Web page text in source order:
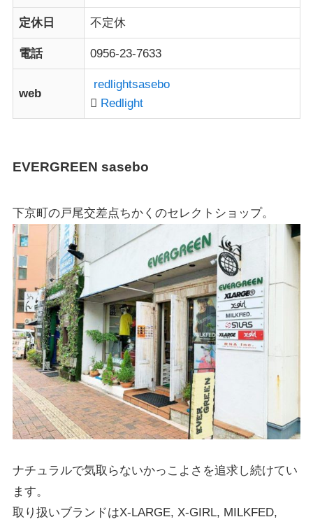
定休日 不定休
電話 0956-23-7633
web
redlightsasebo
Redlight
EVERGREEN sasebo
下京町の戸尾交差点ちかくのセレクトショップ。
ナチュラルで気取らないかっこよさを追求し続けてい
ます。
取り扱いブランドはX-LARGE, X-GIRL, MILKFED,